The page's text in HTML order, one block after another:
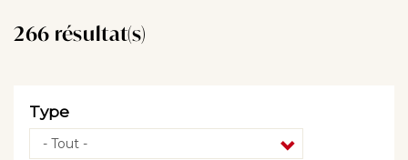
266 résultat(s)
Type